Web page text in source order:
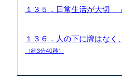
１３５．日常生活が大切
１３６．人の下に牌はな
（約3分40秒）